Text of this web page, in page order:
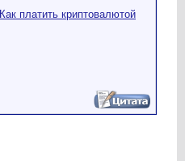
Как платить криптовалютой